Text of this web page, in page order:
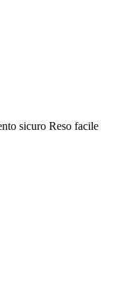
sicuro Reso facile